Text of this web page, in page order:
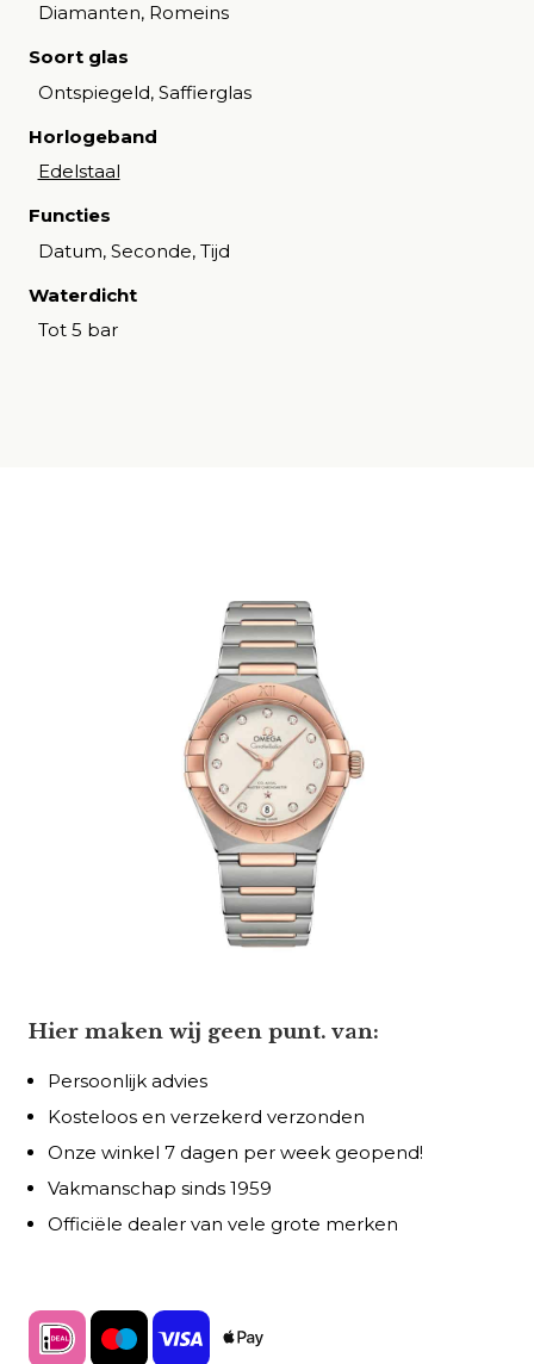
Diamanten, Romeins
Soort glas
Ontspiegeld, Saffierglas
Horlogeband
Edelstaal
Functies
Datum, Seconde, Tijd
Waterdicht
Tot 5 bar
Hier maken wij geen punt. van:
Persoonlijk advies
Kosteloos en verzekerd verzonden
Onze winkel 7 dagen per week geopend!
Vakmanschap sinds 1959
Officiële dealer van vele grote merken